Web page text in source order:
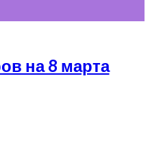
на 8 марта